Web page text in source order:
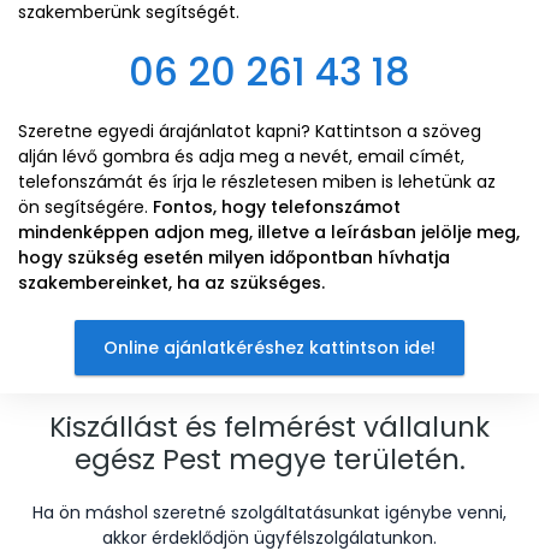
szakemberünk segítségét.
06 20 261 43 18
Szeretne egyedi árajánlatot kapni? Kattintson a szöveg
alján lévő gombra és adja meg a nevét, email címét,
telefonszámát és írja le részletesen miben is lehetünk az
ön segítségére. Fontos, hogy telefonszámot
mindenképpen adjon meg, illetve a leírásban jelölje meg,
hogy szükség esetén milyen időpontban hívhatja
szakembereinket, ha az szükséges.
Online ajánlatkéréshez kattintson ide!
Kiszállást és felmérést vállalunk
egész Pest megye területén.
Ha ön máshol szeretné szolgáltatásunkat igénybe venni,
akkor érdeklődjön ügyfélszolgálatunkon.